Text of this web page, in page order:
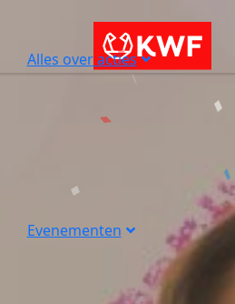
Alles over acties
Evenementen